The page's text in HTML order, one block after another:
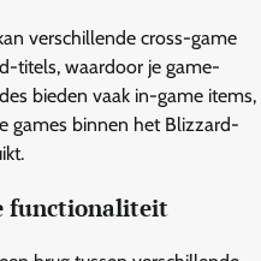
verschillende cross-game
titels, waardoor je game-
bieden vaak in-game items,
games binnen het Blizzard-
functionaliteit